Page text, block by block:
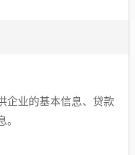
企业的基本信息、贷款